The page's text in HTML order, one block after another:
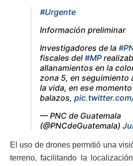
#Urgente
Información preliminar
Investigadores de la
fiscales del #MP
allanamientos en la
zona 5, en seguimiento
la vida, en ese
balazos,
— PNC de Guatemala
(@PNCdeGuatemala)
El uso de drones permitió una
terreno, facilitando la